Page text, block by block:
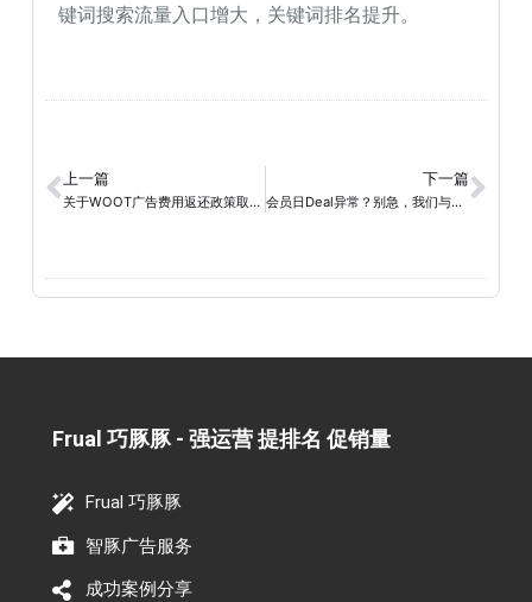
键词搜索流量入口增大，关键词排名提升。
上一篇
关于WOOT广告费用返还政策取消的通告
下一篇
会员日Deal异常？别急，我们与您同在！
Frual 巧豚豚 - 强运营 提排名 促销量​
Frual 巧豚豚
智豚广告服务
成功案例分享